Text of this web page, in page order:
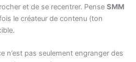
et de se recentrer. Pense SMM
le créateur de contenu (ton
n’est pas seulement engranger des